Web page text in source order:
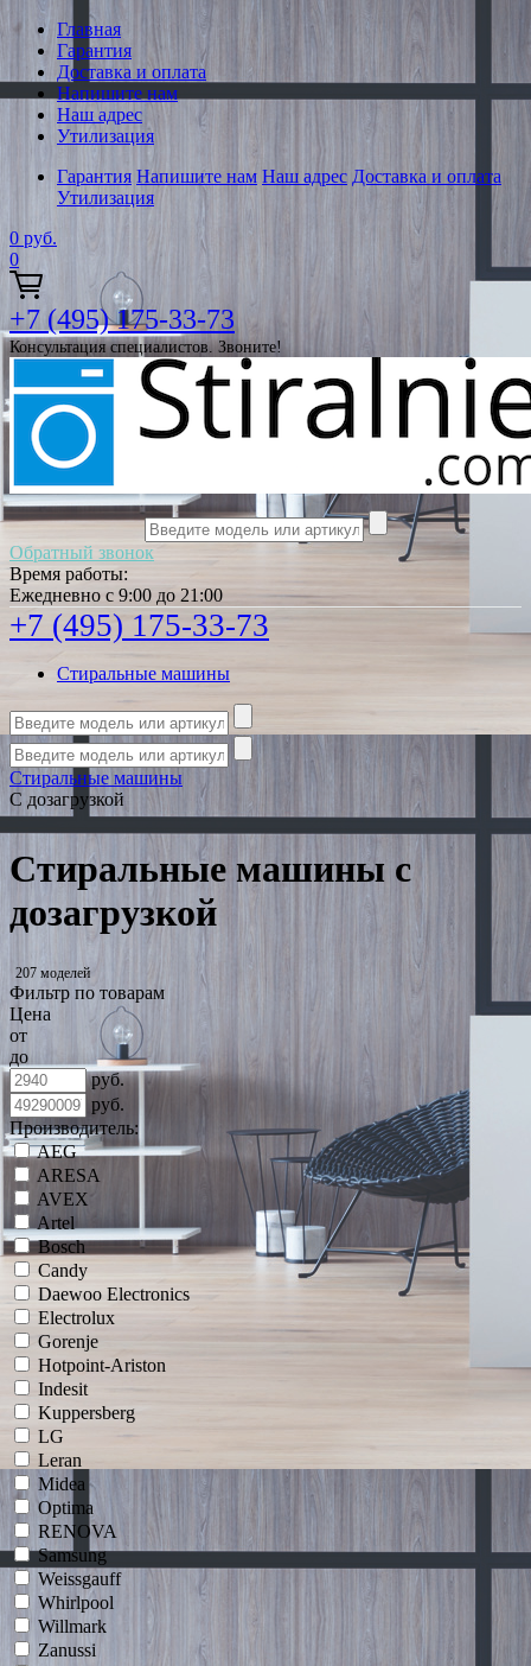
Главная
Гарантия
Доставка и оплата
Напишите нам
Наш адрес
Утилизация
Гарантия Напишите нам Наш адрес Доставка и оплата
Утилизация
0 руб.
0
+7 (495) 175-33-73
Консультация специалистов. Звоните!
Обратный звонок
Время работы:
Ежедневно с 9:00 до 21:00
+7 (495) 175-33-73
Стиральные машины
Стиральные машины
С дозагрузкой
Стиральные машины с
дозагрузкой
207 моделей
Фильтр по товарам
Цена
от
до
руб.
руб.
Производитель:
AEG
ARESA
AVEX
Artel
Bosch
Candy
Daewoo Electronics
Electrolux
Gorenje
Hotpoint-Ariston
Indesit
Kuppersberg
LG
Leran
Midea
Optima
RENOVA
Samsung
Weissgauff
Whirlpool
Willmark
Zanussi